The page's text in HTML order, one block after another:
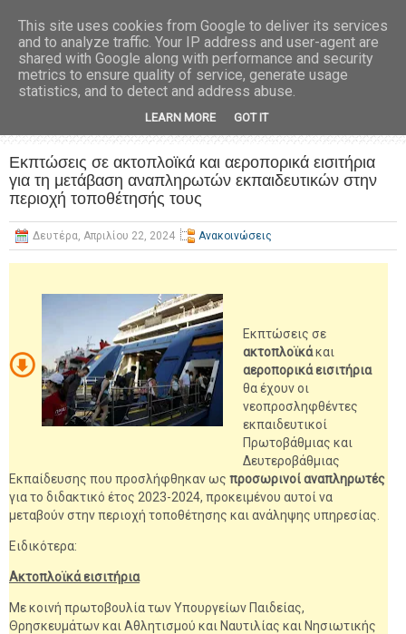
Εκπτώσεις σε ακτοπλοϊκά και αεροπορικά εισιτήρια
για τη μετάβαση αναπληρωτών εκπαιδευτικών στην
περιοχή τοποθέτησής τους
Δευτέρα, Απριλίου 22, 2024 Ανακοινώσεις
Εκπτώσεις σε
ακτοπλοϊκάκαι
αεροπορικά εισιτήρια
θα έχουν οι
νεοπροσληφθέντες
εκπαιδευτικοί
Πρωτοβάθμιας και
Δευτεροβάθμιας
Εκπαίδευσης που προσλήφθηκαν ως προσωρινοί αναπληρωτές
για το διδακτικό έτος 2023-2024, προκειμένου αυτοί να
μεταβούν στην περιοχή τοποθέτησης και ανάληψης υπηρεσίας.
Ειδικότερα:
Ακτοπλοϊκά εισιτήρια
Με κοινή πρωτοβουλία των Υπουργείων Παιδείας,
Θρησκευμάτων και Αθλητισμού και Ναυτιλίας και Νησιωτικής
This site uses cookies from Google to deliver its services
and to analyze traffic. Your IP address and user-agent are
shared with Google along with performance and security
metrics to ensure quality of service, generate usage
statistics, and to detect and address abuse.
LEARN MORE GOT IT